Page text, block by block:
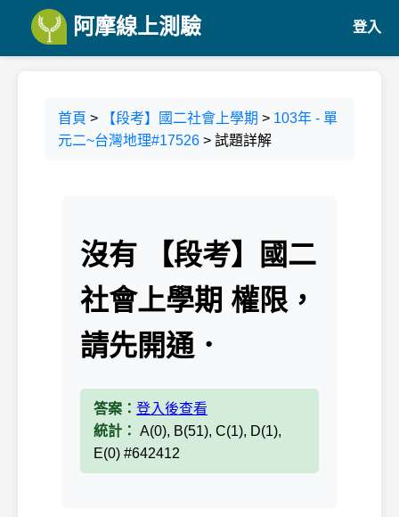
阿摩線上測驗 登入
首頁 > 【段考】國二社會上學期 > 103年 - 單
元二~台灣地理#17526 > 試題詳解
沒有 【段考】國二
社會上學期 權限，
請先開通．
答案： 登入後查看
統計： A(0), B(51), C(1), D(1),
E(0) #642412